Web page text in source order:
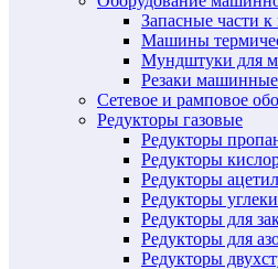
Запасные части
Машины
Мундштуки для
Резаки машинные
Сетевое и рамповое
Редукторы газовые
Редукторы
Редукторы
Редукторы
Редукторы
Редукторы для
Редукторы для
Редукторы